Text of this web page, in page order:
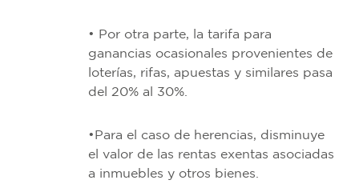
• Por otra parte, la tarifa para
ganancias ocasionales provenientes de
loterías, rifas, apuestas y similares pasa
del 20% al 30%.
•Para el caso de herencias, disminuye
el valor de las rentas exentas asociadas
a inmuebles y otros bienes.